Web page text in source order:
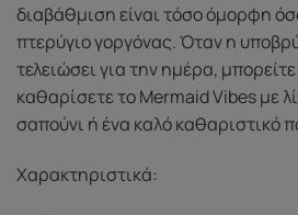
διαβάθμιση είναι τόσο όμορφη
πτερύγιο γοργόνας. Όταν η
τελειώσει για την ημέρα,
καθαρίσετε το Mermaid Vibes με
σαπούνι ή ένα καλό καθαριστικό
Χαρακτηριστικά: